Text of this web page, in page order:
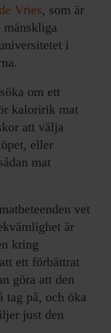
Vries, som är
i
om ett
kaloririk mat
att välja
eller
mat
vet
är
kring
ett förbättrat
göra att den
tag på, och öka
just den